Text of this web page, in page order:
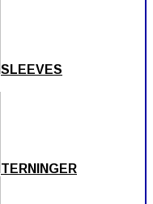
SLEEVES
TERNINGER